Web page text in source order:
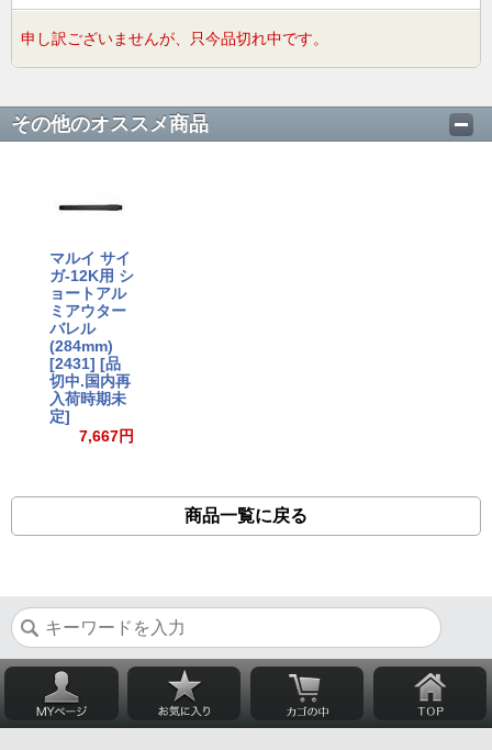
申し訳ございませんが、只今品切れ中です。
その他のオススメ商品
マルイ サイ
ガ-12K用 シ
ョートアル
ミアウター
バレル
(284mm)
[2431] [品
切中.国内再
入荷時期未
定]
7,667円
商品一覧に戻る